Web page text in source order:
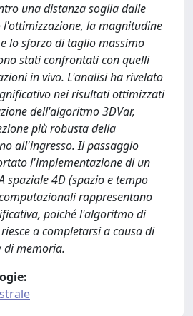
una distanza soglia dalle
la magnitudine
lo sforzo di taglio massimo
stati confrontati con quelli
in vivo. L'analisi ha rivelato
nei risultati ottimizzati
dell'algoritmo 3DVar,
più robusta della
all'ingresso. Il passaggio
l'implementazione di un
spaziale 4D (spazio e tempo
rappresentano
poiché l'algoritmo di
a completarsi a causa di
di memoria.